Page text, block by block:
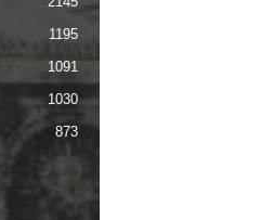
1195
1091
1030
873